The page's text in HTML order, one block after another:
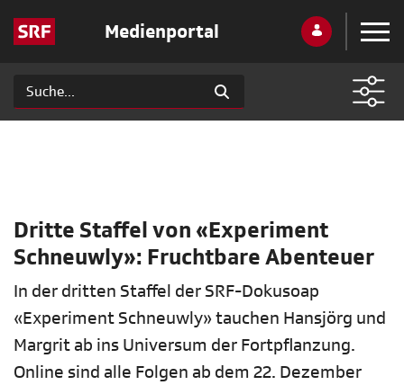
Medienportal
Dritte Staffel von «Experiment
Schneuwly»: Fruchtbare Abenteuer
In der dritten Staffel der SRF-Dokusoap
«Experiment Schneuwly» tauchen Hansjörg und
Margrit ab ins Universum der Fortpflanzung.
Online sind alle Folgen ab dem 22. Dezember